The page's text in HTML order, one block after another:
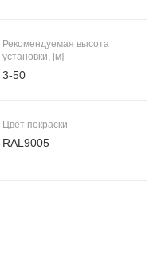
Рекомендуемая высота
установки, [м]
3-50
Цвет покраски
RAL9005